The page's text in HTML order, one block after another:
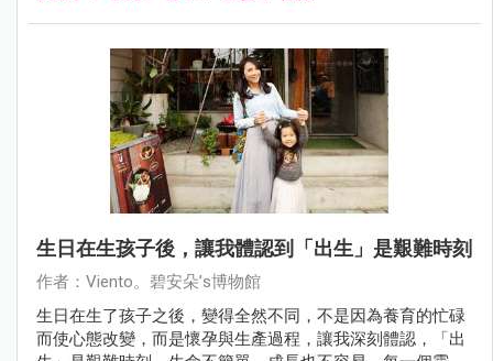
生日在生孩子後，讓我體認到「出生」是艱難時刻
作者：Viento。碧安朵’s博物館
生日在生了孩子之後，變得全然不同，不是因為養育的忙碌
而使心態改變，而是懷孕與生產過程，讓我深刻體認，「出